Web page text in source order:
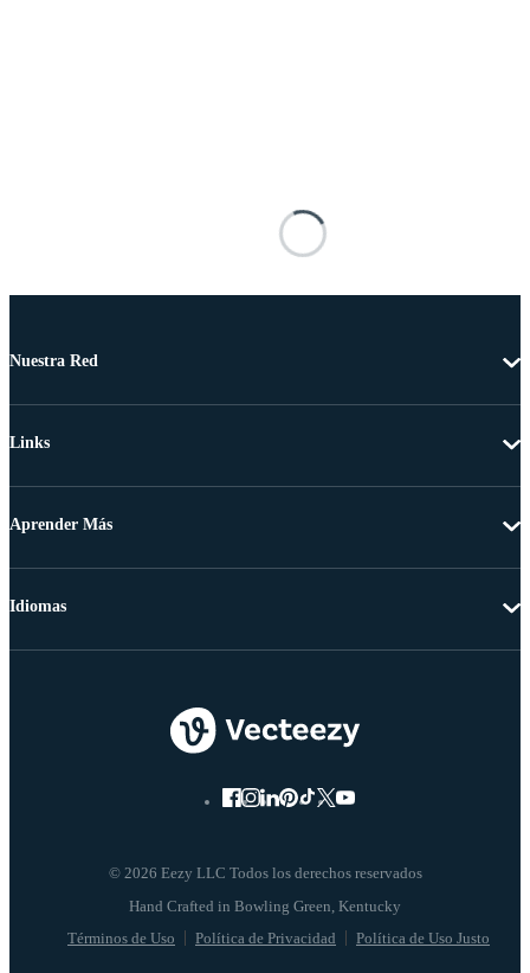
Nuestra Red
Links
Aprender Más
© 2026 Eezy LLC Todos los derechos reservados
Términos de Uso Política de Privacidad Política de Uso Justo
Idiomas